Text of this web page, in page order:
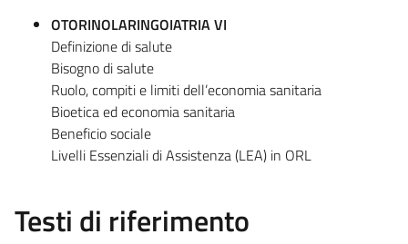
OTORINOLARINGOIATRIA VI
Definizione di salute
Bisogno di salute
Ruolo, compiti e limiti dell’economia sanitaria
Bioetica ed economia sanitaria
Beneficio sociale
Livelli Essenziali di Assistenza (LEA) in ORL
Testi di riferimento